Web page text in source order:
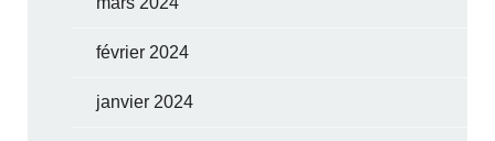
février 2024
janvier 2024